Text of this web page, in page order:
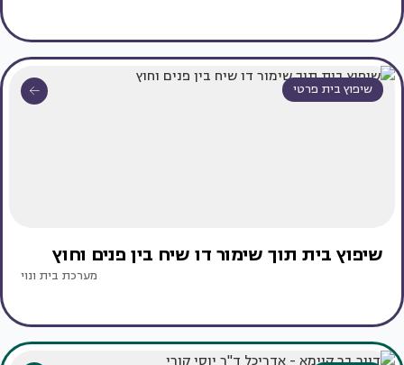
שיפוץ בית פרטי
שיפוץ בית תוך שימור דו שיח בין פנים וחוץ
מערכת בית ונוי